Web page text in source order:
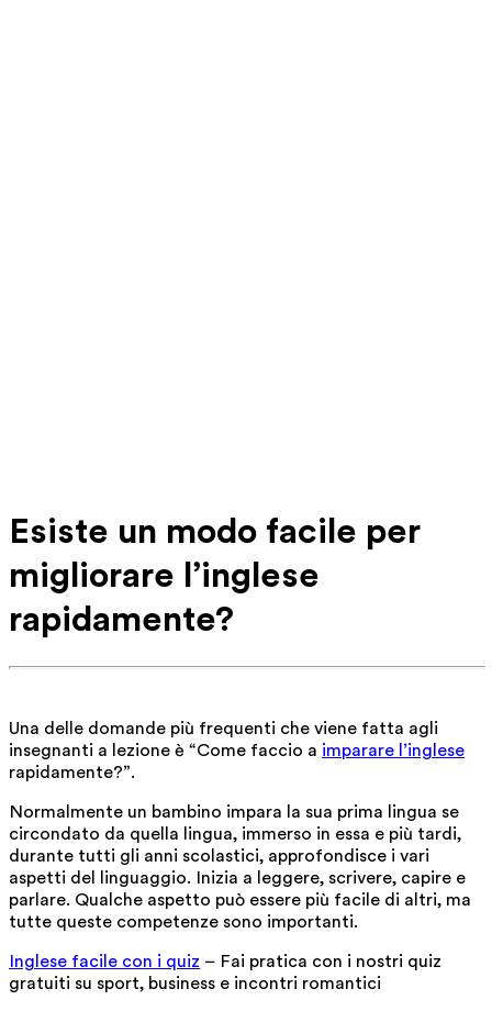
Esiste un modo facile per
migliorare l’inglese
rapidamente?
Una delle domande più frequenti che viene fatta agli
insegnanti a lezione è “Come faccio a imparare l’inglese
rapidamente?”.
Normalmente un bambino impara la sua prima lingua se
circondato da quella lingua, immerso in essa e più tardi,
durante tutti gli anni scolastici, approfondisce i vari
aspetti del linguaggio. Inizia a leggere, scrivere, capire e
parlare. Qualche aspetto può essere più facile di altri, ma
tutte queste competenze sono importanti.
Inglese facile con i quiz – Fai pratica con i nostri quiz
gratuiti su sport, business e incontri romantici